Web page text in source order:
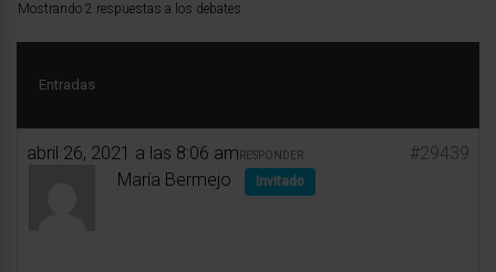
Mostrando 2 respuestas a los debates
Entradas
abril 26, 2021 a las 8:06 am #29439
RESPONDER
María Bermejo Invitado